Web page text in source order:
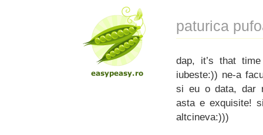
paturica
dap, it’s that
iubeste:)) ne-a
si eu o data, dar
asta e exquisite!
altcineva:)))